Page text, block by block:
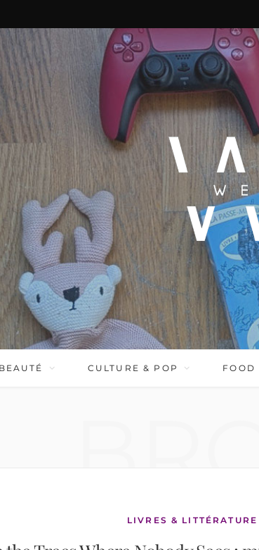
CULTURE & POP FOOD
LIVRES & LITTÉRATURE